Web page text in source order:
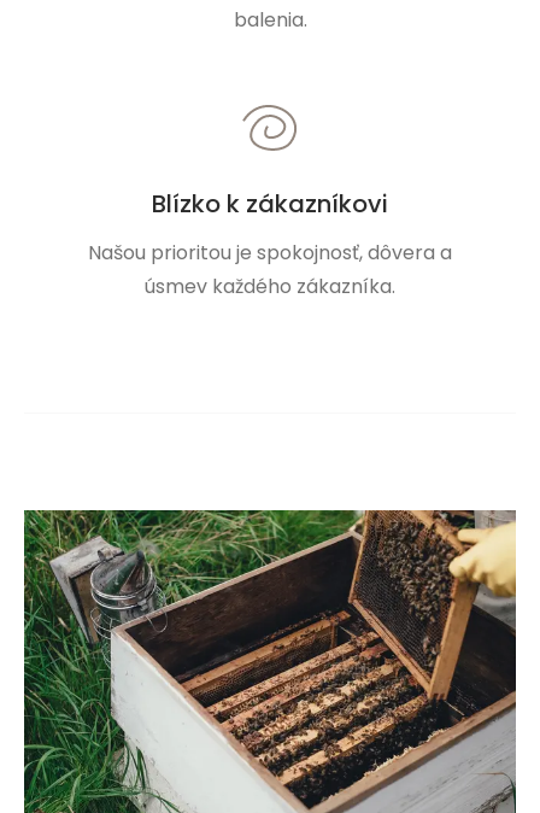
balenia.
Blízko k zákazníkovi
Našou prioritou je spokojnosť, dôvera a
úsmev každého zákazníka.